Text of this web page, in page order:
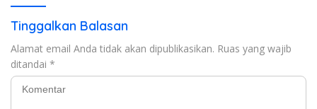
Tinggalkan Balasan
Alamat email Anda tidak akan dipublikasikan. Ruas yang wajib
ditandai *